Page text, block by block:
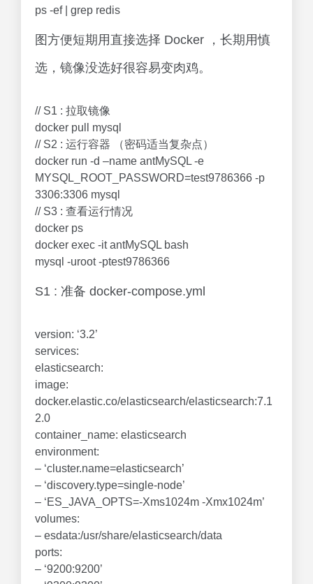
ps -ef | grep redis
图方便短期用直接选择 Docker ，长期用慎
选，镜像没选好很容易变肉鸡。
// S1 : 拉取镜像
docker pull mysql
// S2 : 运行容器 （密码适当复杂点）
docker run -d –name antMySQL -e
MYSQL_ROOT_PASSWORD=test9786366 -p
3306:3306 mysql
// S3 : 查看运行情况
docker ps
docker exec -it antMySQL bash
mysql -uroot -ptest9786366
S1 : 准备 docker-compose.yml
version: ‘3.2’
services:
elasticsearch:
image:
docker.elastic.co/elasticsearch/elasticsearch:7.1
2.0
container_name: elasticsearch
environment:
– ‘cluster.name=elasticsearch’
– ‘discovery.type=single-node’
– ‘ES_JAVA_OPTS=-Xms1024m -Xmx1024m’
volumes:
– esdata:/usr/share/elasticsearch/data
ports:
– ‘9200:9200’